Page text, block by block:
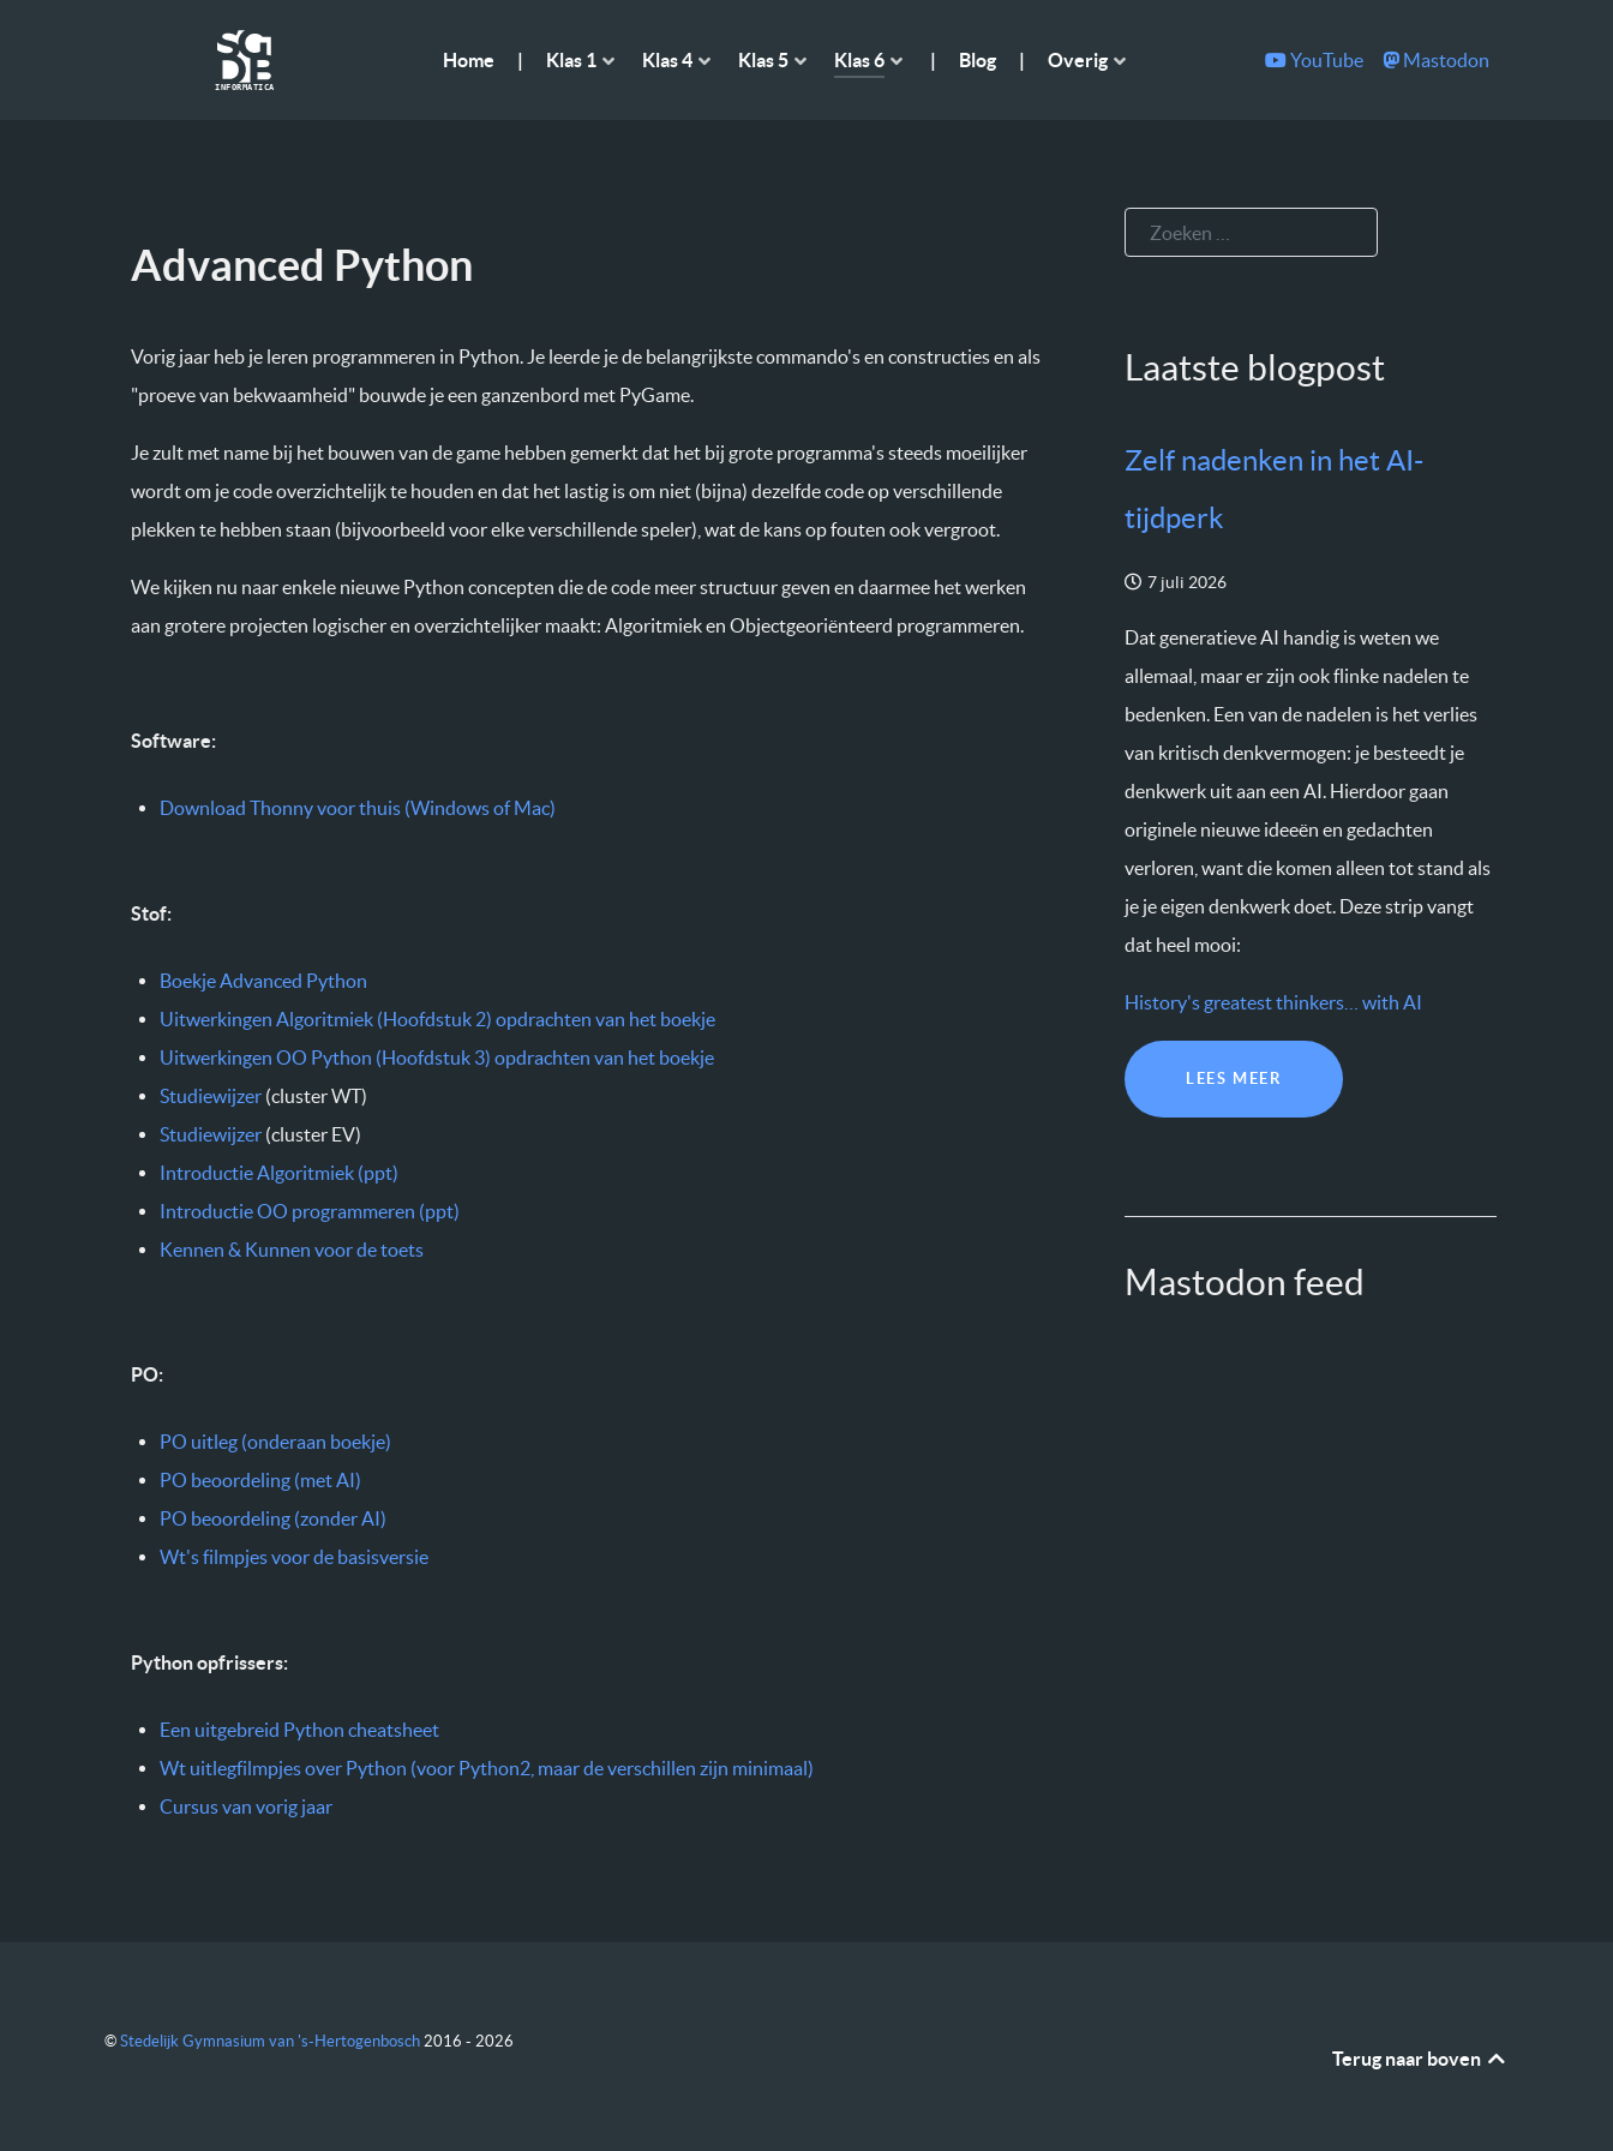
INFORMATICA
Home | Klas 1 Klas 4 Klas 5 Klas 6 | Blog | Overig YouTube Mastodon
Advanced Python
Vorig jaar heb je leren programmeren in Python. Je leerde je de belangrijkste commando's en constructies en als
"proeve van bekwaamheid" bouwde je een ganzenbord met PyGame.
Je zult met name bij het bouwen van de game hebben gemerkt dat het bij grote programma's steeds moeilijker
wordt om je code overzichtelijk te houden en dat het lastig is om niet (bijna) dezelfde code op verschillende
plekken te hebben staan (bijvoorbeeld voor elke verschillende speler), wat de kans op fouten ook vergroot.
We kijken nu naar enkele nieuwe Python concepten die de code meer structuur geven en daarmee het werken
aan grotere projecten logischer en overzichtelijker maakt: Algoritmiek en Objectgeoriënteerd programmeren.
Software:
Download Thonny voor thuis (Windows of Mac)
Stof:
Boekje Advanced Python
Uitwerkingen Algoritmiek (Hoofdstuk 2) opdrachten van het boekje
Uitwerkingen OO Python (Hoofdstuk 3) opdrachten van het boekje
Studiewijzer (cluster WT)
Studiewijzer (cluster EV)
Introductie Algoritmiek (ppt)
Introductie OO programmeren (ppt)
Kennen & Kunnen voor de toets
PO:
PO uitleg (onderaan boekje)
PO beoordeling (met AI)
PO beoordeling (zonder AI)
Wt's filmpjes voor de basisversie
Python opfrissers:
Een uitgebreid Python cheatsheet
Wt uitlegfilmpjes over Python (voor Python2, maar de verschillen zijn minimaal)
Cursus van vorig jaar
Zoeken
Laatste blogpost
Zelf nadenken in het AI-
tijdperk
7 juli 2026
Dat generatieve AI handig is weten we
allemaal, maar er zijn ook flinke nadelen te
bedenken. Een van de nadelen is het verlies
van kritisch denkvermogen: je besteedt je
denkwerk uit aan een AI. Hierdoor gaan
originele nieuwe ideeën en gedachten
verloren, want die komen alleen tot stand als
je je eigen denkwerk doet. Deze strip vangt
dat heel mooi:
History's greatest thinkers… with AI
LEES MEER
Mastodon feed
© Stedelijk Gymnasium van 's-Hertogenbosch 2016 - 2026
Terug naar boven